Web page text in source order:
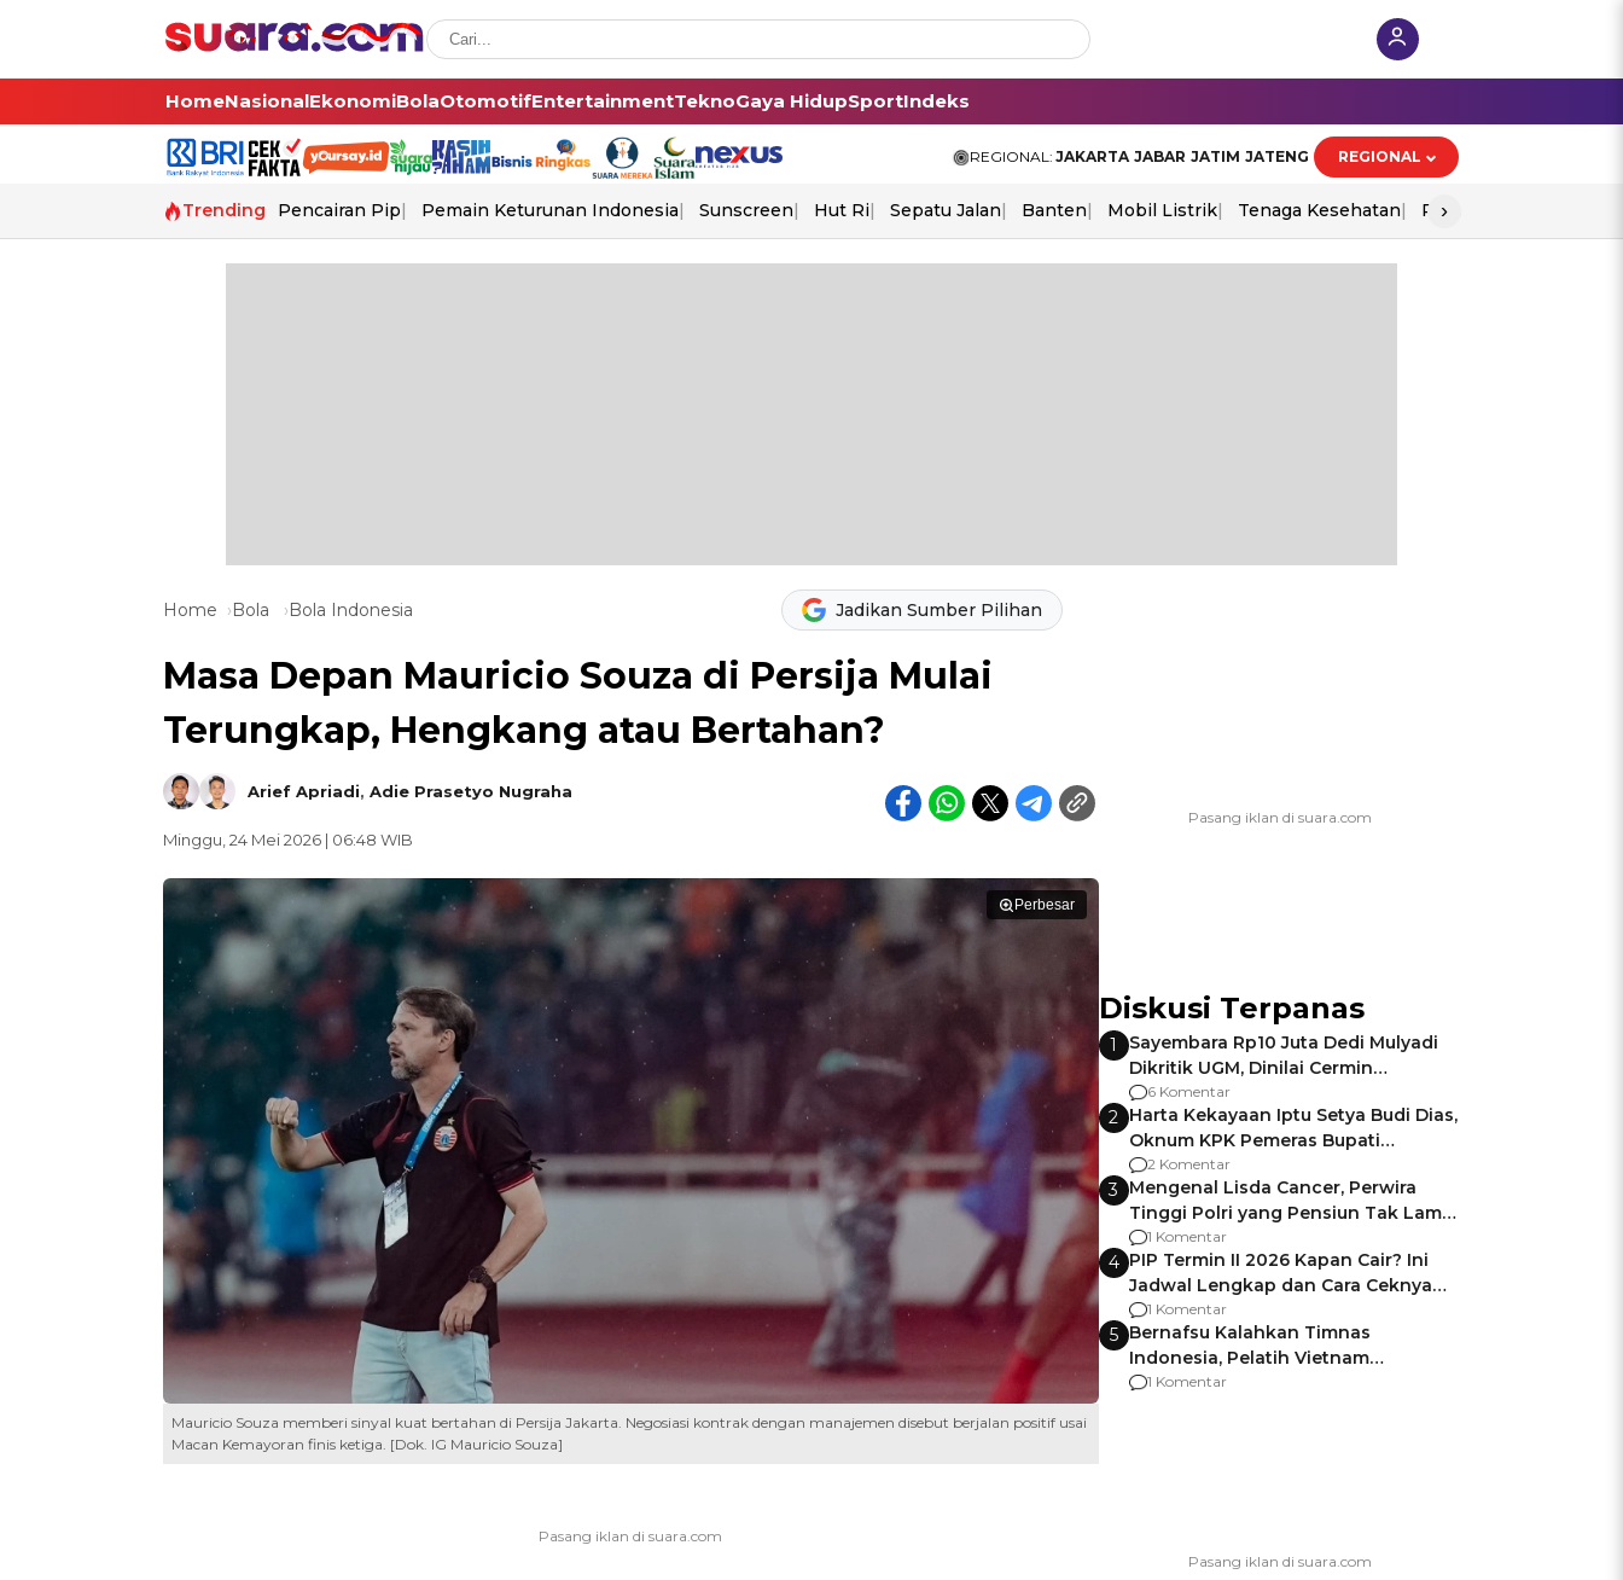
HomeNasionalEkonomiBolaOtomotifEntertainmentTeknoGaya HidupSportIndeks
REGIONAL: JAKARTA JABAR JATIM JATENG REGIONAL
Trending Pencairan Pip Pemain Keturunan Indonesia Sunscreen Hut Ri Sepatu Jalan Banten Mobil Listrik Tenaga Kesehatan Perang As-Iran
›
Home Bola Bola Indonesia Jadikan Sumber Pilihan
Masa Depan Mauricio Souza di Persija Mulai
Terungkap, Hengkang atau Bertahan?
Arief Apriadi, Adie Prasetyo Nugraha
Minggu, 24 Mei 2026 | 06:48 WIB
Perbesar
Mauricio Souza memberi sinyal kuat bertahan di Persija Jakarta. Negosiasi kontrak dengan manajemen disebut berjalan positif usai
Macan Kemayoran finis ketiga. [Dok. IG Mauricio Souza]
Diskusi Terpanas
1
Sayembara Rp10 Juta Dedi Mulyadi
Dikritik UGM, Dinilai Cermin
Gagalnya Negara Jamin Keamanan
6 Komentar
2 Harta Kekayaan Iptu Setya Budi Dias,
Oknum KPK Pemeras Bupati
Pemalang
2 Komentar
3 Mengenal Lisda Cancer, Perwira
Tinggi Polri yang Pensiun Tak Lama
Usai Jadi Brigjen
1 Komentar
4 PIP Termin II 2026 Kapan Cair? Ini
Jadwal Lengkap dan Cara Ceknya
agar Dana Tidak Hangus!
1 Komentar
5 Bernafsu Kalahkan Timnas
Indonesia, Pelatih Vietnam
Berencana Pakai Jimat di Pakansari
1 Komentar